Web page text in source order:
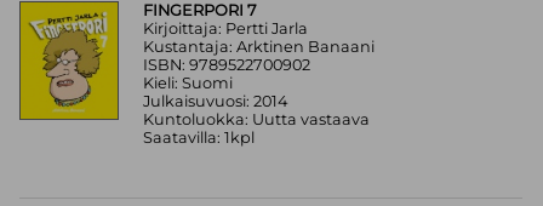
FINGERPORI 7
Kirjoittaja: Pertti Jarla
Kustantaja: Arktinen Banaani
ISBN: 9789522700902
Kieli: Suomi
Julkaisuvuosi: 2014
Kuntoluokka: Uutta vastaava
Saatavilla: 1kpl